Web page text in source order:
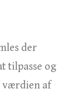
der
tilpasse og
værdien af